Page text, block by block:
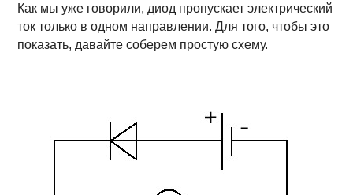
Как мы уже говорили, диод пропускает электрический
ток только в одном направлении. Для того, чтобы это
показать, давайте соберем простую схему.